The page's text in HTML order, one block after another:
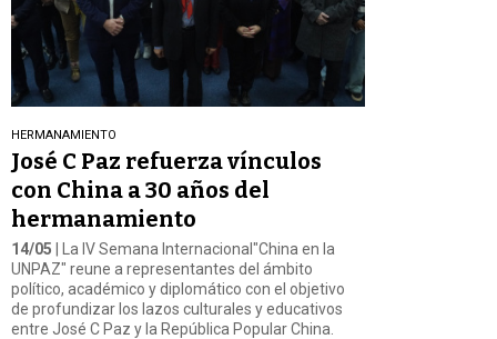
HERMANAMIENTO
José C Paz refuerza vínculos
con China a 30 años del
hermanamiento
14/05 | La IV Semana Internacional"China en la
UNPAZ" reune a representantes del ámbito
político, académico y diplomático con el objetivo
de profundizar los lazos culturales y educativos
entre José C Paz y la República Popular China.